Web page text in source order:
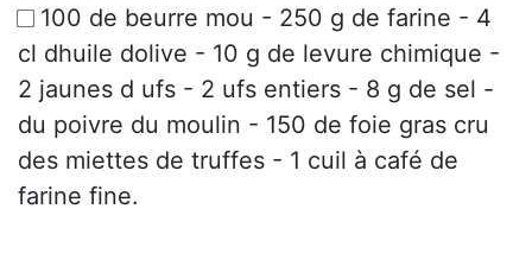
100 de beurre mou - 250 g de farine - 4
cl dhuile dolive - 10 g de levure chimique -
2 jaunes d ufs - 2 ufs entiers - 8 g de sel -
du poivre du moulin - 150 de foie gras cru 
des miettes de truffes - 1 cuil à café de
farine fine.